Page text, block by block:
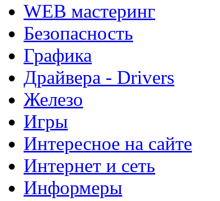
WEB мастеринг
Безопасность
Графика
Драйвера - Drivers
Железо
Игры
Интересное на сайте
Интернет и сеть
Информеры